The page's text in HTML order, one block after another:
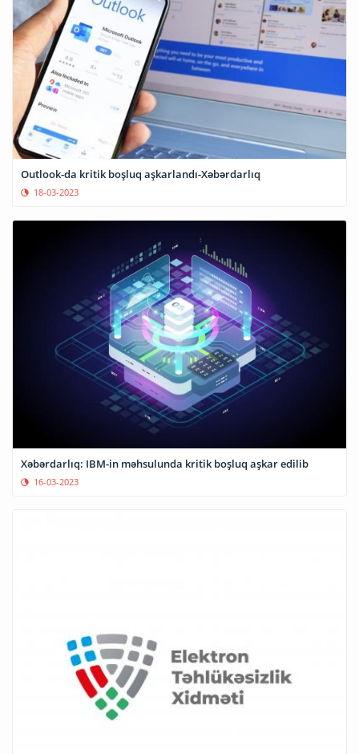
Outlook-da kritik boşluq aşkarlandı-Xəbərdarlıq
18-03-2023
Xəbərdarlıq: IBM-in məhsulunda kritik boşluq aşkar edilib
16-03-2023